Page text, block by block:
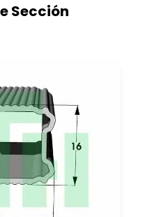
Sección